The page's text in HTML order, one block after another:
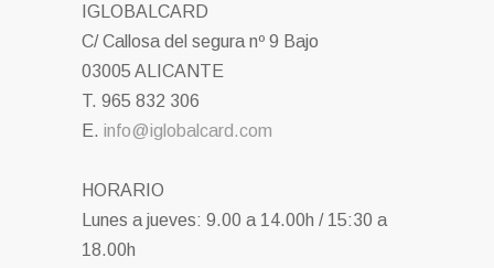
IGLOBALCARD
C/ Callosa del segura nº 9 Bajo
03005 ALICANTE
T. 965 832 306
E. info@iglobalcard.com
HORARIO
Lunes a jueves: 9.00 a 14.00h / 15:30 a
18.00h